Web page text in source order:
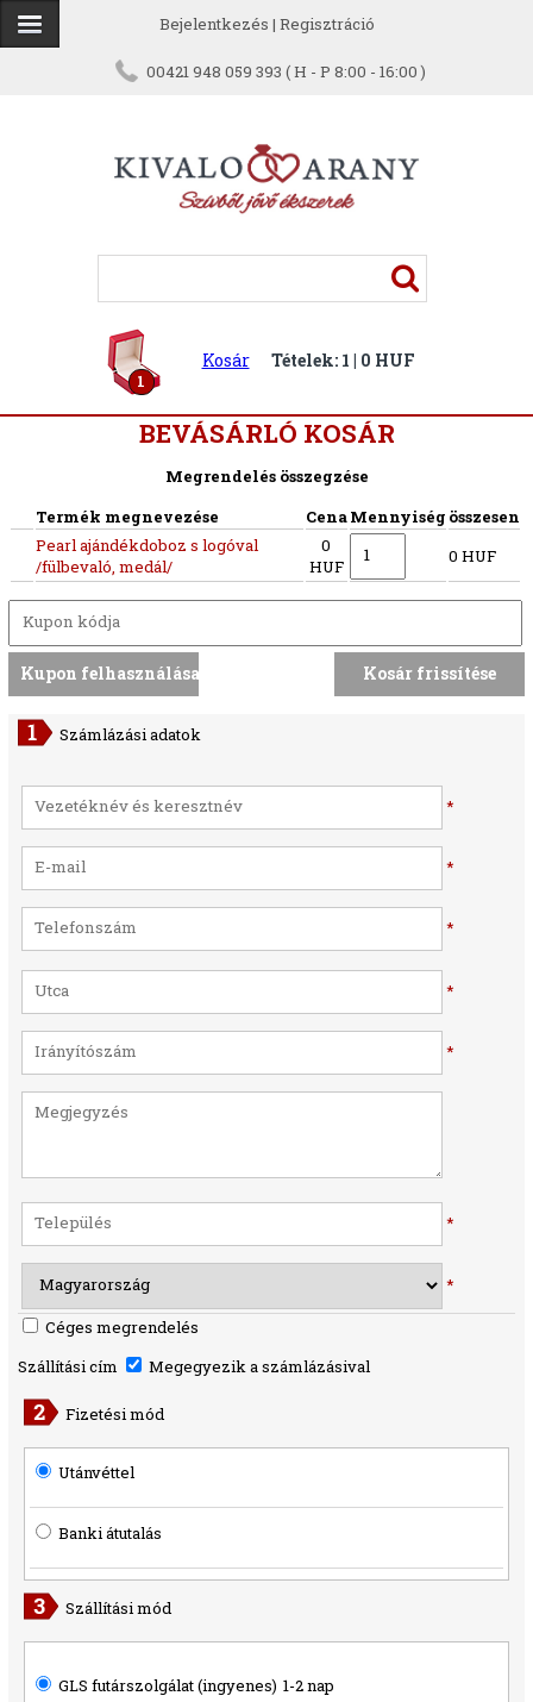
Bejelentkezés | Regisztráció
00421 948 059 393 ( H - P 8:00 - 16:00 )
1
Kosár Tételek: 1 | 0 HUF
BEVÁSÁRLÓ KOSÁR
Megrendelés összegzése
Termék megnevezése
CenaMennyiség összesen
Pearl ajándékdoboz s logóval
/fülbevaló, medál/
0
HUF
0 HUF
Számlázási adatok
*
*
*
*
*
*
*
Céges megrendelés
Szállítási cím
Megegyezik a számlázásival
Fizetési mód
Utánvéttel
Banki átutalás
Szállítási mód
GLS futárszolgálat (ingyenes) 1-2 nap